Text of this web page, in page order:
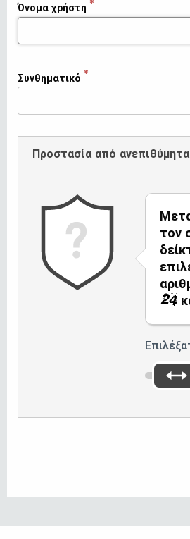
Όνομα χρήστη
Συνθηματικό
Προστασία από
τον